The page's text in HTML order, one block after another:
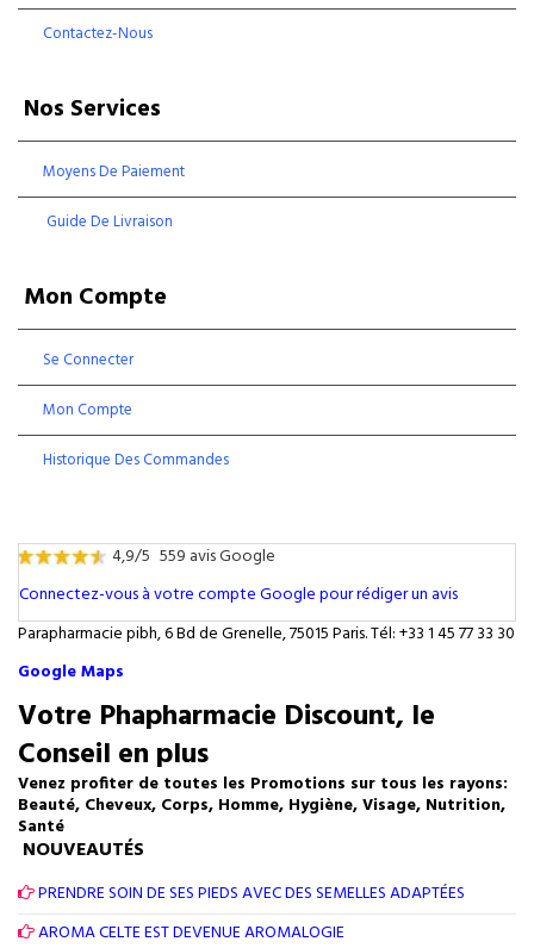
Contactez-Nous
Nos Services
Moyens De Paiement
Guide De Livraison
Mon Compte
Se Connecter
Mon Compte
Historique Des Commandes
4,9/5 559 avis Google
Connectez-vous à votre compte Google pour rédiger un avis
Parapharmacie pibh, 6 Bd de Grenelle, 75015 Paris. Tél: +33 1 45 77 33 30
Google Maps
Votre Phapharmacie Discount, le
Conseil en plus
Venez profiter de toutes les Promotions sur tous les rayons:
Beauté, Cheveux, Corps, Homme, Hygiène, Visage, Nutrition,
Santé
NOUVEAUTÉS
PRENDRE SOIN DE SES PIEDS AVEC DES SEMELLES ADAPTÉES
AROMA CELTE EST DEVENUE AROMALOGIE